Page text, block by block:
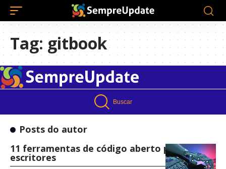
Tag: gitbook
Buscar
Posts do autor
11 ferramentas de código aberto para
escritores